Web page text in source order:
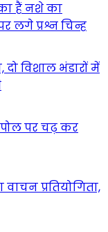
हैं नशे का
लगे प्रश्न चिन्ह
विशाल भंडारों में
पोल पर चढ़ कर
प्रतियोगिता,